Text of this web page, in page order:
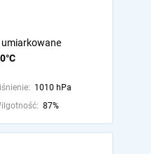
1010 hPa
87%